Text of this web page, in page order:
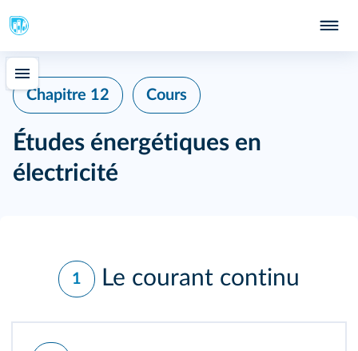
Chapitre 12 Cours
Études énergétiques en
électricité
1 Le courant continu